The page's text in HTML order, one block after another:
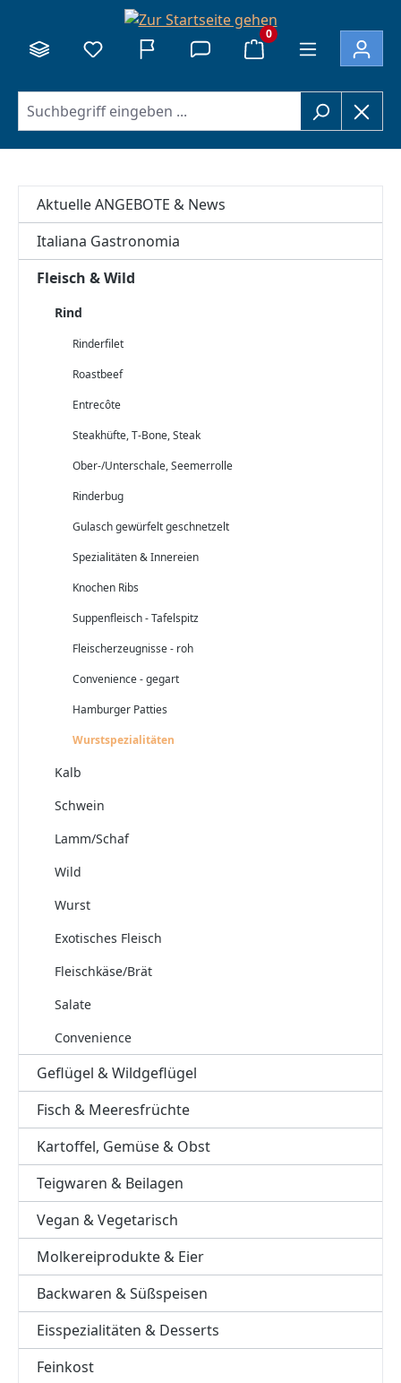
0
Aktuelle ANGEBOTE & News
Italiana Gastronomia
Fleisch & Wild
Rind
Rinderfilet
Roastbeef
Entrecôte
Steakhüfte, T-Bone, Steak
Ober-/Unterschale, Seemerrolle
Rinderbug
Gulasch gewürfelt geschnetzelt
Spezialitäten & Innereien
Knochen Ribs
Suppenfleisch - Tafelspitz
Fleischerzeugnisse - roh
Convenience - gegart
Hamburger Patties
Wurstspezialitäten
Kalb
Schwein
Lamm/Schaf
Wild
Wurst
Exotisches Fleisch
Fleischkäse/Brät
Salate
Convenience
Geflügel & Wildgeflügel
Fisch & Meeresfrüchte
Kartoffel, Gemüse & Obst
Teigwaren & Beilagen
Vegan & Vegetarisch
Molkereiprodukte & Eier
Backwaren & Süßspeisen
Eisspezialitäten & Desserts
Feinkost